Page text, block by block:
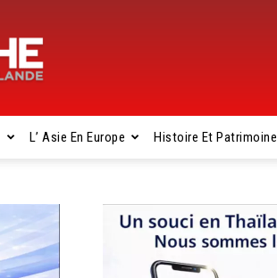
L’ Asie En Europe Histoire Et Patrimoine